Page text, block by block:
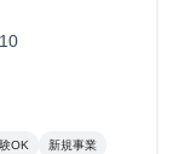
OK 新規事業